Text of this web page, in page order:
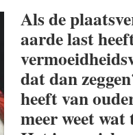
Als de
aarde last
dat dan
heeft van
meer weet